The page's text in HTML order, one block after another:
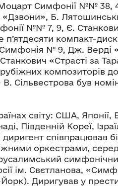
Моцарт Симфонії №№ 38,
«Дзвони», Б.
№№ 7, 9, Є.
п’ятдесяти компакт-
№ 9, Дж. Верді
«Страсті за
композиторів
Сільвестрова був
світу: США, Японії,
Південній Кореї,
диригент співпрацював
оркестрами,
ім. Свєтланова,
Диригував у